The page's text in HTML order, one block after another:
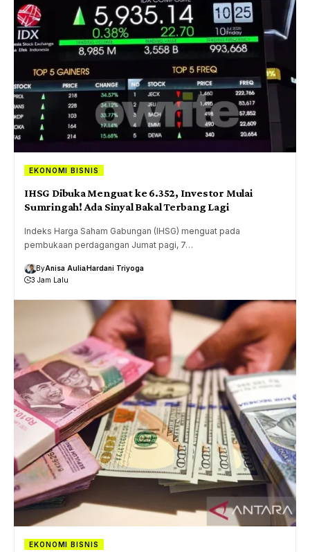
EKONOMI BISNIS
IHSG Dibuka Menguat ke 6.352, Investor Mulai
Sumringah! Ada Sinyal Bakal Terbang Lagi
Indeks Harga Saham Gabungan (IHSG) menguat pada
pembukaan perdagangan Jumat pagi, 7…
ByAnisa AuliaHardani Triyoga
3 Jam Lalu
EKONOMI BISNIS